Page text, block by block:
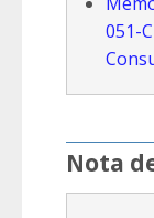
051-
Nota